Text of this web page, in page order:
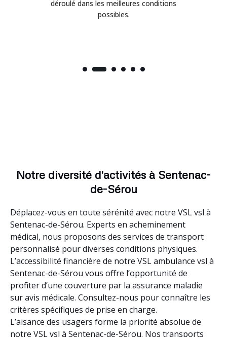
déroulé dans les meilleures conditions
possibles.
Notre diversité d'activités à Sentenac-
de-Sérou
Déplacez-vous en toute sérénité avec notre VSL vsl à
Sentenac-de-Sérou. Experts en acheminement
médical, nous proposons des services de transport
personnalisé pour diverses conditions physiques.
L’accessibilité financière de notre VSL ambulance vsl à
Sentenac-de-Sérou vous offre l’opportunité de
profiter d’une couverture par la assurance maladie
sur avis médicale. Consultez-nous pour connaître les
critères spécifiques de prise en charge.
L’aisance des usagers forme la priorité absolue de
notre VSL vsl à Sentenac-de-Sérou. Nos transports